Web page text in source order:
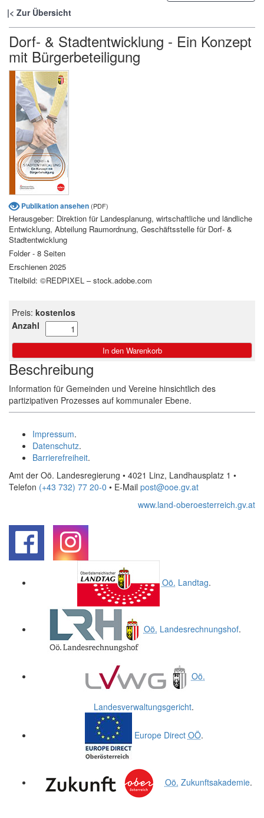
Zur Übersicht
Dorf- & Stadtentwicklung - Ein Konzept
mit Bürgerbeteiligung
Publikation ansehen (PDF)
Herausgeber: Direktion für Landesplanung, wirtschaftliche und ländliche
Entwicklung, Abteilung Raumordnung, Geschäftsstelle für Dorf- &
Stadtentwicklung
Folder - 8 Seiten
Erschienen 2025
Titelbild: ©REDPIXEL – stock.adobe.com
Preis: kostenlos
Anzahl
Beschreibung
Information für Gemeinden und Vereine hinsichtlich des
partizipativen Prozesses auf kommunaler Ebene.
Impressum.
Datenschutz.
Barrierefreiheit.
Amt der Oö. Landesregierung • 4021 Linz, Landhausplatz 1 •
Telefon (+43 732) 77 20-0 • E-Mail post@ooe.gv.at
www.land-oberoesterreich.gv.at
Oö. Landtag.
Oö. Landesrechnungshof.
Oö.
Landesverwaltungsgericht.
Europe Direct OÖ.
Oö. Zukunftsakademie.